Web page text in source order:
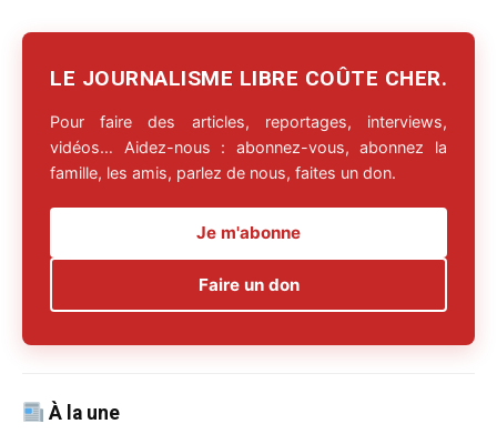
LE JOURNALISME LIBRE COÛTE CHER.
Pour faire des articles, reportages, interviews,
vidéos… Aidez-nous : abonnez-vous, abonnez la
famille, les amis, parlez de nous, faites un don.
Je m'abonne
Faire un don
À la une